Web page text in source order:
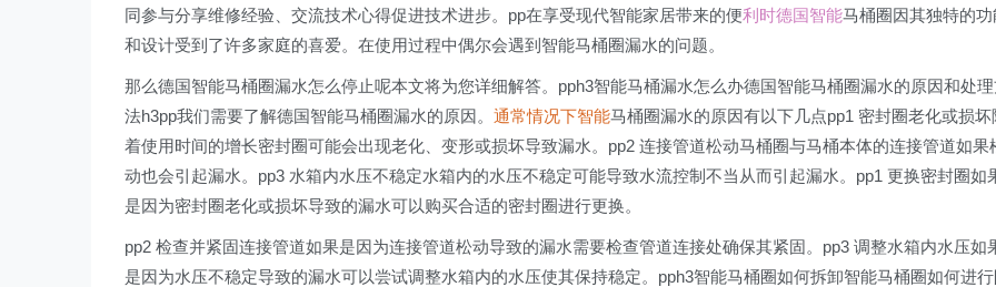
同参与分享维修经验、交流技术心得促进技术进步。pp在享受现代智能家居带来的便利时德国智能马桶圈因其独特的功
和设计受到了许多家庭的喜爱。在使用过程中偶尔会遇到智能马桶圈漏水的问题。
那么德国智能马桶圈漏水怎么停止呢本文将为您详细解答。pph3智能马桶漏水怎么办德国智能马桶圈漏水的原因和处
法h3pp我们需要了解德国智能马桶圈漏水的原因。 通常情况下智能马桶圈漏水的原因有以下几点pp1 密封圈老化或损坏
着使用时间的增长密封圈可能会出现老化、变形或损坏导致漏水。pp2 连接管道松动马桶圈与马桶本体的连接管道如果
动也会引起漏水。pp3 水箱内水压不稳定水箱内的水压不稳定可能导致水流控制不当从而引起漏水。pp1 更换密封圈如
是因为密封圈老化或损坏导致的漏水可以购买合适的密封圈进行更换。
pp2 检查并紧固连接管道如果是因为连接管道松动导致的漏水需要检查管道连接处确保其紧固。pp3 调整水箱内水压如
是因为水压不稳定导致的漏水可以尝试调整水箱内的水压使其保持稳定。pph3智能马桶圈如何拆卸智能马桶圈如何进